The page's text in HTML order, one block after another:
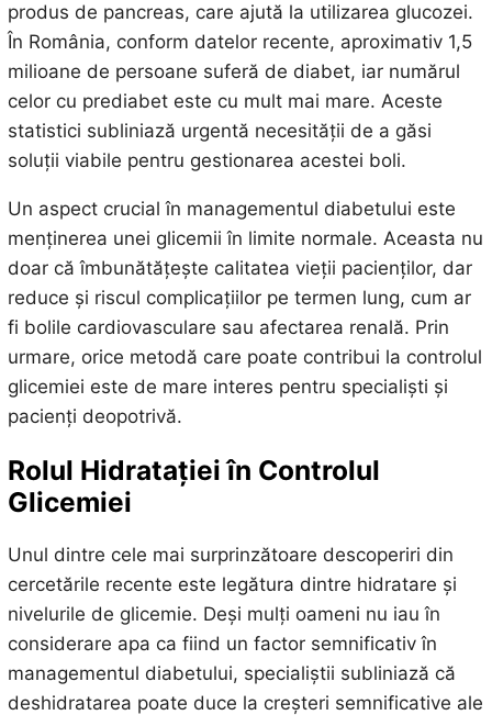
produs de pancreas, care ajută la utilizarea glucozei.
În România, conform datelor recente, aproximativ 1,5
milioane de persoane suferă de diabet, iar numărul
celor cu prediabet este cu mult mai mare. Aceste
statistici subliniază urgentă necesității de a găsi
soluții viabile pentru gestionarea acestei boli.
Un aspect crucial în managementul diabetului este
menținerea unei glicemii în limite normale. Aceasta nu
doar că îmbunătățește calitatea vieții pacienților, dar
reduce și riscul complicațiilor pe termen lung, cum ar
fi bolile cardiovasculare sau afectarea renală. Prin
urmare, orice metodă care poate contribui la controlul
glicemiei este de mare interes pentru specialiști și
pacienți deopotrivă.
Rolul Hidratației în Controlul
Glicemiei
Unul dintre cele mai surprinzătoare descoperiri din
cercetările recente este legătura dintre hidratare și
nivelurile de glicemie. Deși mulți oameni nu iau în
considerare apa ca fiind un factor semnificativ în
managementul diabetului, specialiștii subliniază că
deshidratarea poate duce la creșteri semnificative ale